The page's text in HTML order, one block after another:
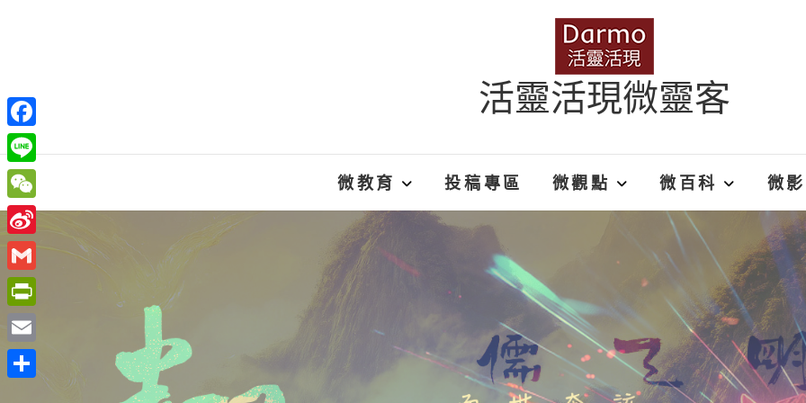
活靈活現微靈客
微教育 投稿專區 微觀點 微百科 微
F
a
c
e
b
o
o
k
L
i
n
e
W
e
C
h
a
t
S
i
n
a
W
G
m
a
P
r
i
E